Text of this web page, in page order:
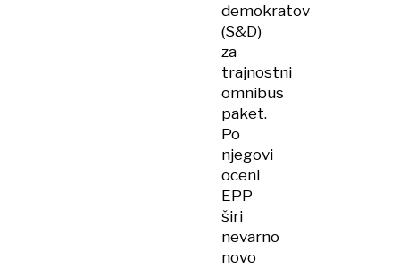
demokratov
(S&D)
za
trajnostni
omnibus
paket.
Po
njegovi
oceni
EPP
širi
nevarno
novo